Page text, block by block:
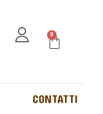
0
CONTATTI